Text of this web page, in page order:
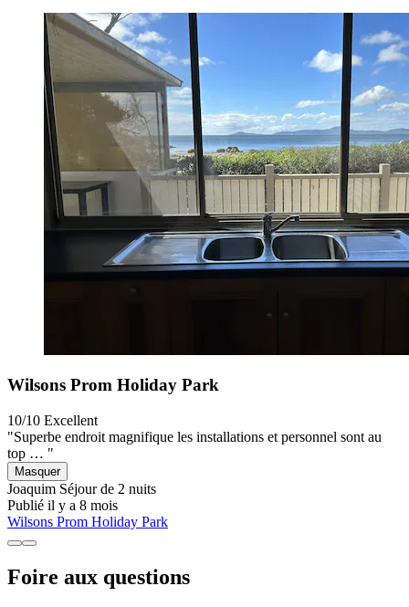
Wilsons Prom Holiday Park
10/10 Excellent
"Superbe endroit magnifique les installations et personnel sont au
top … "
Masquer
Joaquim Séjour de 2 nuits
Publié il y a 8 mois
Wilsons Prom Holiday Park
Foire aux questions